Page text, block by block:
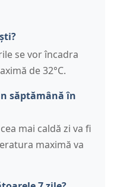
se vor încadra
de 32°C.
săptămână în
mai caldă zi va fi
maximă va